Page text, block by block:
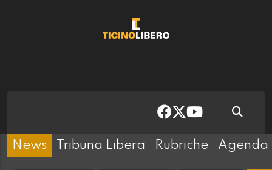
News Tribuna Libera Rubriche Agenda